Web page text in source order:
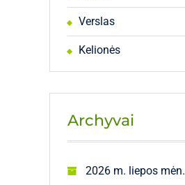
Verslas
Kelionės
Archyvai
2026 m. liepos mėn.